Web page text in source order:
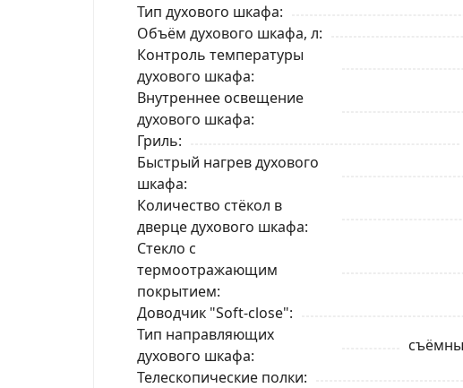
Тип духового шкафа
Объём духового шкафа, л
Контроль температуры
духового шкафа
Внутреннее освещение
духового шкафа
Гриль
Быстрый нагрев духового
шкафа
Количество стёкол в
дверце духового шкафа
Стекло с
термоотражающим
покрытием
Доводчик "Soft-close"
Тип направляющих
духового шкафа
Телескопические полки